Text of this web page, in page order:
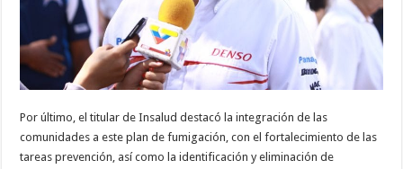
Por último, el titular de Insalud destacó la integración de las
comunidades a este plan de fumigación, con el fortalecimiento de las
tareas prevención, así como la identificación y eliminación de